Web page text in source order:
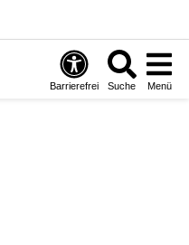
Barrierefrei Suche Menü